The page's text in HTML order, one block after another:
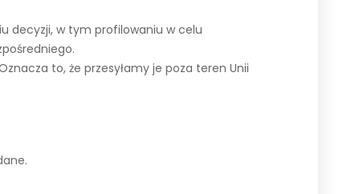
decyzji, w tym profilowaniu w celu
to, że przesyłamy je poza teren Unii